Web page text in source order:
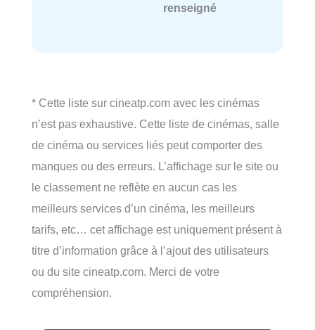
renseigné
* Cette liste sur cineatp.com avec les cinémas
n’est pas exhaustive. Cette liste de cinémas, salle
de cinéma ou services liés peut comporter des
manques ou des erreurs. L’affichage sur le site ou
le classement ne reflète en aucun cas les
meilleurs services d’un cinéma, les meilleurs
tarifs, etc… cet affichage est uniquement présent à
titre d’information grâce à l’ajout des utilisateurs
ou du site cineatp.com. Merci de votre
compréhension.